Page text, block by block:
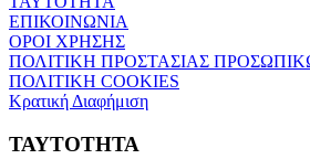
ΕΠΙΚΟΙΝΩΝΙΑ
ΟΡΟΙ ΧΡΗΣΗΣ
ΠΟΛΙΤΙΚΗ ΠΡΟΣΤΑΣΙΑΣ
ΠΟΛΙΤΙΚΗ COOKIES
Κρατική Διαφήμιση
ΤΑΥΤΟΤΗΤΑ